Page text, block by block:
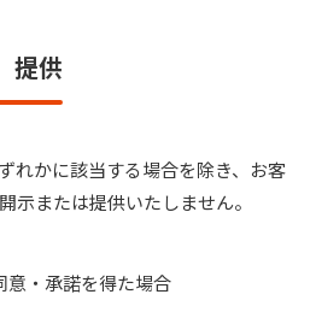
提供
れかに該当する場合を除き、お客
示または提供いたしません。
意・承諾を得た場合